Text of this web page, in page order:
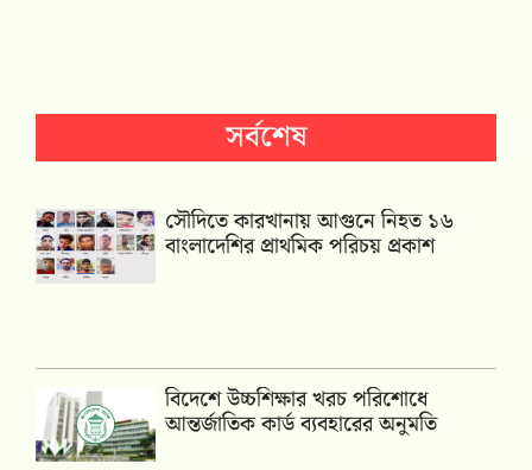
সর্বশেষ
সৌদিতে কারখানায় আগুনে নিহত ১৬
বাংলাদেশির প্রাথমিক পরিচয় প্রকাশ
বিদেশে উচ্চশিক্ষার খরচ পরিশোধে
আন্তর্জাতিক কার্ড ব্যবহারের অনুমতি